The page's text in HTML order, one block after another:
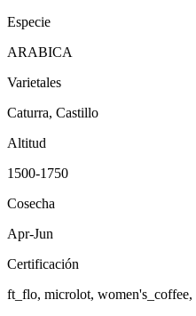
Especie
ARABICA
Varietales
Caturra, Castillo
Altitud
1500-1750
Cosecha
Apr-Jun
Certificación
ft_flo, microlot, women's_coffee,